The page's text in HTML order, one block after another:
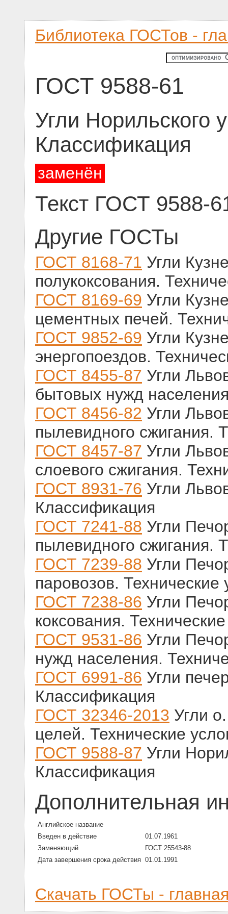
Библиотека ГОСТов -
ГОСТ 9588-61
Угли Норильского
Классификация
заменён
Текст ГОСТ 9588-
Другие ГОСТы
ГОСТ 8168-71 Угли
полукоксования.
ГОСТ 8169-69 Угли
цементных печей.
ГОСТ 9852-69 Угли
энергопоездов.
ГОСТ 8455-87 Угли
бытовых нужд
ГОСТ 8456-82 Угли
пылевидного сжигания.
ГОСТ 8457-87 Угли
слоевого сжигания.
ГОСТ 8931-76 Угли
Классификация
ГОСТ 7241-88 Угли
пылевидного сжигания.
ГОСТ 7239-88 Угли
паровозов. Технические
ГОСТ 7238-86 Угли
коксования.
ГОСТ 9531-86 Угли
нужд населения.
ГОСТ 6991-86 Угли
Классификация
ГОСТ 32346-2013 Угли
целей. Технические
ГОСТ 9588-87 Угли
Классификация
Дополнительная
Английское название
Введен в действие
01.07.1961
Заменяющий
ГОСТ 25543-88
Дата завершения срока действия 01.01.1991
Скачать ГОСТы -